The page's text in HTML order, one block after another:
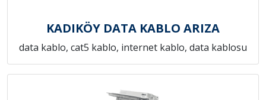
KADIKÖY DATA KABLO ARIZA
data kablo, cat5 kablo, internet kablo, data kablosu